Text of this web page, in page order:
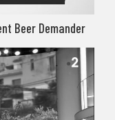
Beer Demander